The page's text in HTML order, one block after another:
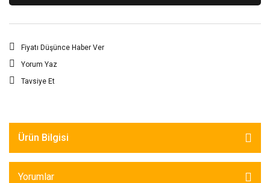
Fiyatı Düşünce Haber Ver
Yorum Yaz
Tavsiye Et
Ürün Bilgisi
Yorumlar